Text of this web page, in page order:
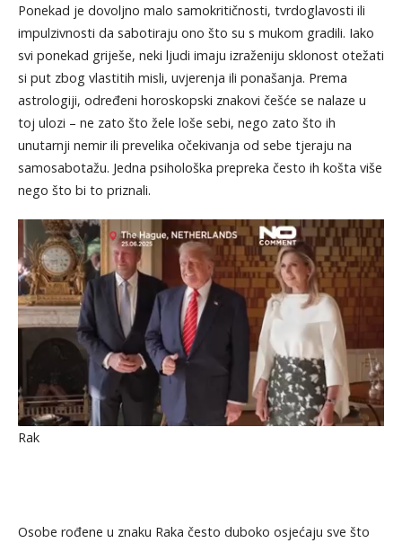
Ponekad je dovoljno malo samokritičnosti, tvrdoglavosti ili
impulzivnosti da sabotiraju ono što su s mukom gradili. Iako
svi ponekad griješe, neki ljudi imaju izraženiju sklonost otežati
si put zbog vlastitih misli, uvjerenja ili ponašanja. Prema
astrologiji, određeni horoskopski znakovi češće se nalaze u
toj ulozi – ne zato što žele loše sebi, nego zato što ih
unutarnji nemir ili prevelika očekivanja od sebe tjeraju na
samosabotažu. Jedna psihološka prepreka često ih košta više
nego što bi to priznali.
Rak
Osobe rođene u znaku Raka često duboko osjećaju sve što